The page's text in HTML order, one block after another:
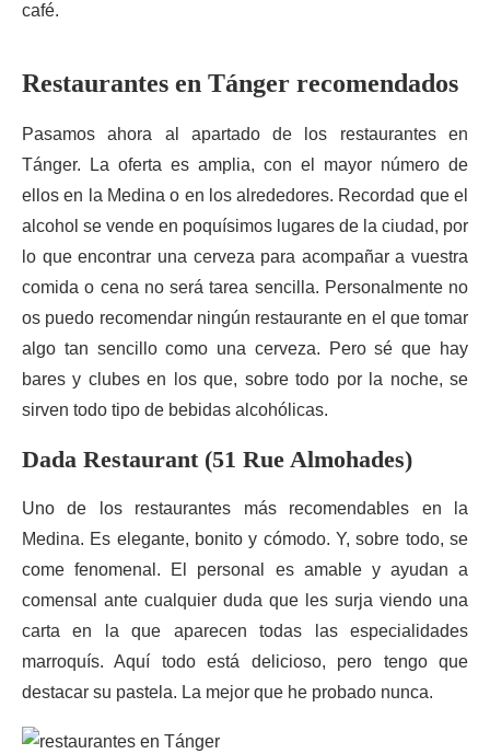
café.
Restaurantes en Tánger recomendados
Pasamos ahora al apartado de los restaurantes en
Tánger. La oferta es amplia, con el mayor número de
ellos en la Medina o en los alrededores. Recordad que el
alcohol se vende en poquísimos lugares de la ciudad, por
lo que encontrar una cerveza para acompañar a vuestra
comida o cena no será tarea sencilla. Personalmente no
os puedo recomendar ningún restaurante en el que tomar
algo tan sencillo como una cerveza. Pero sé que hay
bares y clubes en los que, sobre todo por la noche, se
sirven todo tipo de bebidas alcohólicas.
Dada Restaurant (51 Rue Almohades)
Uno de los restaurantes más recomendables en la
Medina. Es elegante, bonito y cómodo. Y, sobre todo, se
come fenomenal. El personal es amable y ayudan a
comensal ante cualquier duda que les surja viendo una
carta en la que aparecen todas las especialidades
marroquís. Aquí todo está delicioso, pero tengo que
destacar su pastela. La mejor que he probado nunca.